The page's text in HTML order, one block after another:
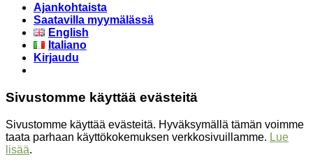
Ajankohtaista
Saatavilla myymälässä
English
Italiano
Kirjaudu
Sivustomme käyttää evästeitä
Sivustomme käyttää evästeitä. Hyväksymällä tämän voimme
taata parhaan käyttökokemuksen verkkosivuillamme. Lue
lisää.